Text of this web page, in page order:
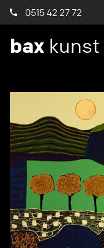
0515 42 27 72
bax kunst